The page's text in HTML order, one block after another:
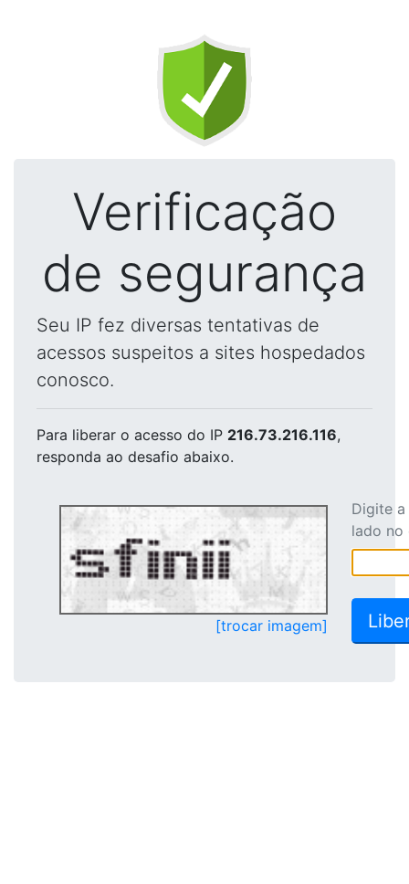
Verificação
de segurança
Seu IP fez diversas tentativas de
acessos suspeitos a sites hospedados
conosco.
Para liberar o acesso do IP 216.73.216.116,
responda ao desafio abaixo.
[trocar imagem]
Digite
lado no